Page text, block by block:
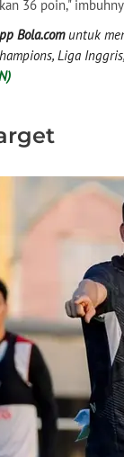
36 poin,"
Bola.comuntuk
Liga